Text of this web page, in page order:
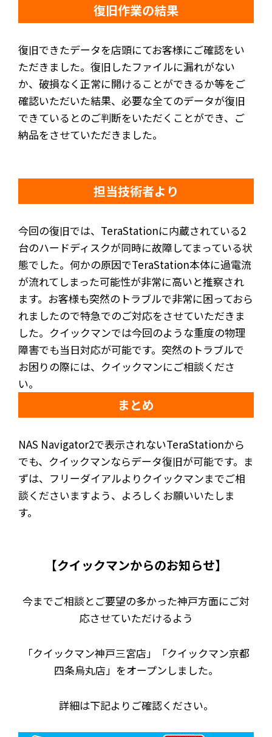
復旧作業の結果
復旧できたデータを店頭にてお客様にご確認をい
ただきました。復旧したファイルに漏れがない
か、破損なく正常に開けることができるか等をご
確認いただいた結果、必要な全てのデータが復旧
できているとのご判断をいただくことができ、ご
納品をさせていただきました。
担当技術者より
今回の復旧では、TeraStationに内蔵されている2
台のハードディスクが同時に故障してまっている状
態でした。何かの原因でTeraStation本体に過電流
が流れてしまった可能性が非常に高いと推察され
ます。お客様も突然のトラブルで非常に困っておら
れましたので特急でのご対応をさせていただきま
した。クイックマンでは今回のような重度の物理
障害でも当日対応が可能です。突然のトラブルで
お困りの際には、クイックマンにご相談くださ
い。
まとめ
NAS Navigator2で表示されないTeraStationから
でも、クイックマンならデータ復旧が可能です。ま
ずは、フリーダイアルよりクイックマンまでご相
談くださいますよう、よろしくお願いいたしま
す。
【クイックマンからのお知らせ】
今までご相談とご要望の多かった神戸方面にご対
応させていただけるよう
「クイックマン神戸三宮店」「クイックマン京都
四条烏丸店」をオープンしました。
詳細は下記よりご確認ください。